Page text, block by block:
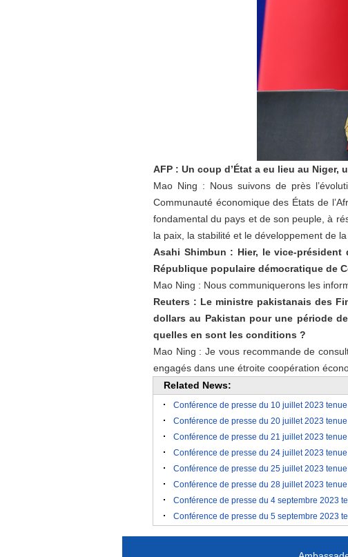
AFP : Un coup d’État a eu lieu au
Mao Ning : Nous suivons de près
Communauté économique des États de
fondamental du pays et de son peuple, à
la paix, la stabilité et le développement de la
Asahi Shimbun : Hier, le vice-président
République populaire démocratique de
Mao Ning : Nous communiquerons les
Reuters : Le ministre pakistanais des
dollars au Pakistan pour une période
quelles en sont les conditions ?
Mao Ning : Je vous recommande de
engagés dans une étroite coopération
Related News:
Conférence de presse du 10 juillet 2023
Conférence de presse du 20 juillet 2023
Conférence de presse du 21 juillet 2023
Conférence de presse du 24 juillet 2023
Conférence de presse du 25 juillet 2023
Conférence de presse du 28 juillet 2023
Conférence de presse du 4 septembre 2023
Conférence de presse du 5 septembre 2023